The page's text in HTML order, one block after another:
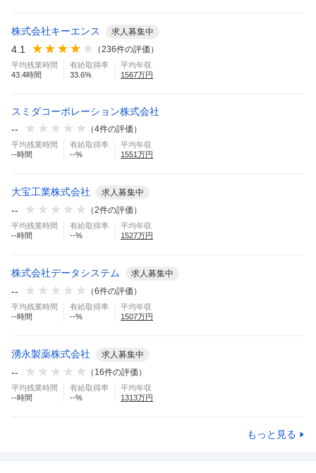
株式会社キーエンス 求人募集中
4.1 （236件の評価）
平均残業時間
43.4時間
有給取得率
33.6%
平均年収
1567万円
スミダコーポレーション株式会社
--
（4件の評価）
平均残業時間
--時間
有給取得率
--%
平均年収
1551万円
大宝工業株式会社 求人募集中
-- （2件の評価）
平均残業時間
--時間
有給取得率
--%
平均年収
1527万円
株式会社データシステム 求人募集中
-- （6件の評価）
平均残業時間
--時間
有給取得率
--%
平均年収
1507万円
湧永製薬株式会社 求人募集中
-- （ 16件の評価）
平均残業時間
--時間
有給取得率
--%
平均年収
1313万円
もっと見る